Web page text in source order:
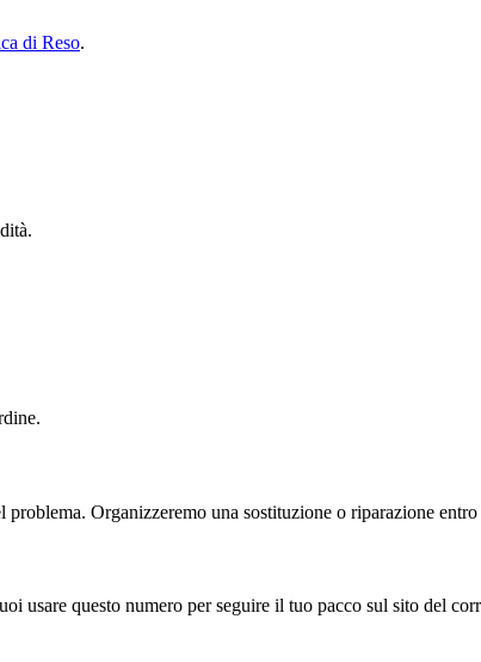
di Reso.
Organizzeremo una sostituzione o riparazione
usare questo numero per seguire il tuo pacco sul sito del